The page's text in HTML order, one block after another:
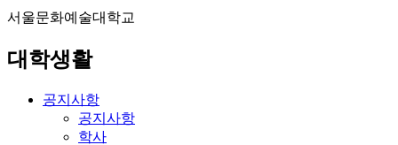
서울문화예술대학교
대학생활
공지사항
공지사항
학사